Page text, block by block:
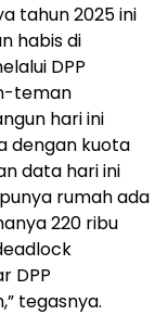
tahun 2025 ini
habis di
DPP
teman
hari ini
dengan kuota
data hari ini
rumah ada
220 ribu
DPP
tegasnya.